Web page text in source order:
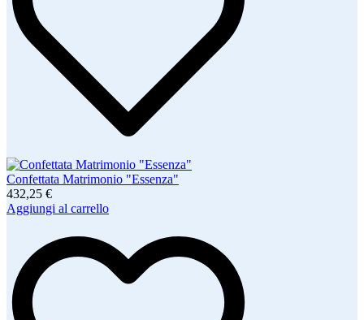
Confettata Matrimonio "Essenza"
432,25 €
Aggiungi al carrello